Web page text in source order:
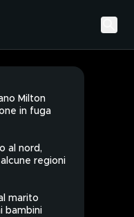
Milton
in fuga
al nord,
regioni
marito
bambini